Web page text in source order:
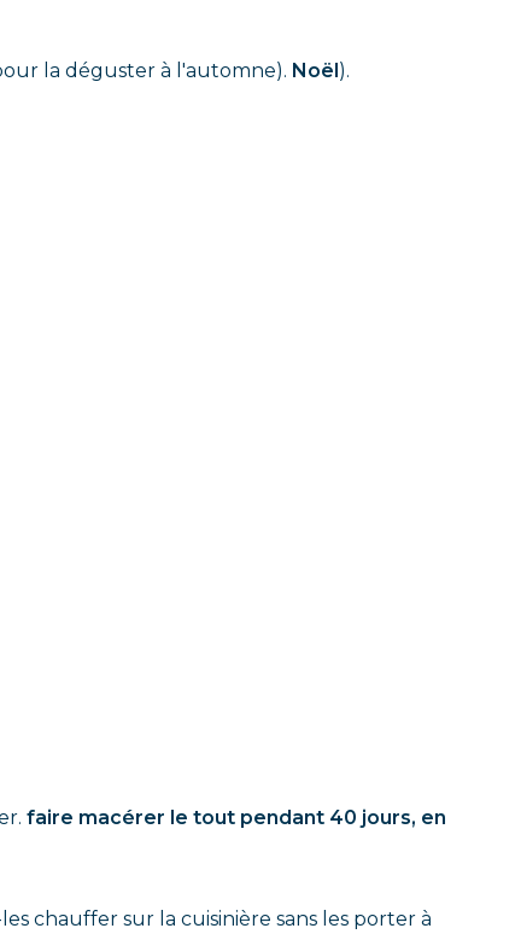
la déguster à l'automne). Noël).
faire macérer le tout pendant 40 jours, en
chauffer sur la cuisinière sans les porter à